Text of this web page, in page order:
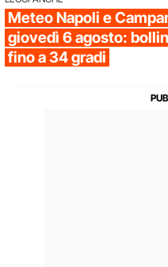
Meteo Napoli e
giovedì 6 agosto:
fino a 34 gradi